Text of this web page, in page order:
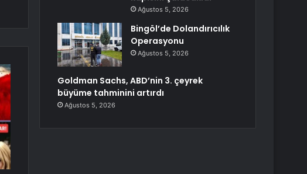
Ağustos 5, 2026
Bingöl’de Dolandırıcılık
Operasyonu
Ağustos 5, 2026
Goldman Sachs, ABD’nin 3. çeyrek
büyüme tahminini artırdı
Ağustos 5, 2026